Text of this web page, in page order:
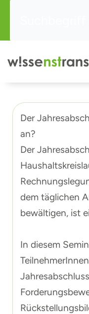
springen
Der
an?
Der
dem täglichen
bewältigen, ist
In diesem